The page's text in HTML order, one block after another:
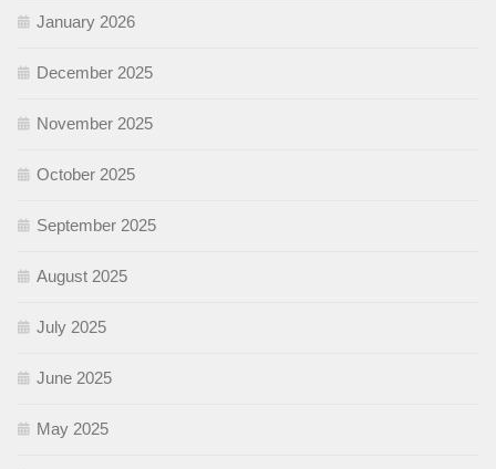
January 2026
December 2025
November 2025
October 2025
September 2025
August 2025
July 2025
June 2025
May 2025